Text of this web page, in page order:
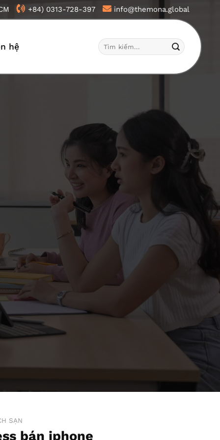
+84) 0313-728-397 info@themona.global
hệ
Tìm
kiếm:
SẠN
bán iphone